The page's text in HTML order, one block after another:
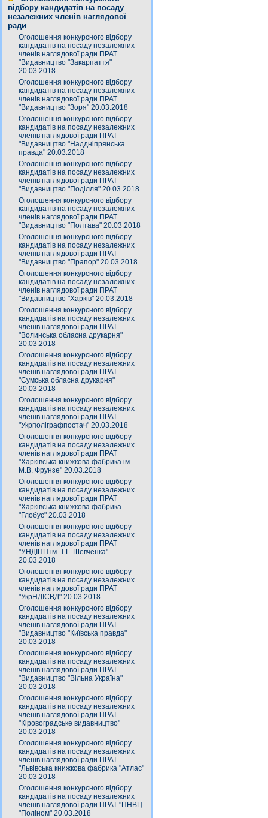
відбору кандидатів на посаду
незалежних членів наглядової
ради
Оголошення конкурсного відбору
кандидатів на посаду незалежних
членів наглядової ради ПРАТ
"Видавництво "Закарпаття"
20.03.2018
Оголошення конкурсного відбору
кандидатів на посаду незалежних
членів наглядової ради ПРАТ
"Видавництво "Зоря" 20.03.2018
Оголошення конкурсного відбору
кандидатів на посаду незалежних
членів наглядової ради ПРАТ
"Видавництво "Наддніпрянська
правда" 20.03.2018
Оголошення конкурсного відбору
кандидатів на посаду незалежних
членів наглядової ради ПРАТ
"Видавництво "Поділля" 20.03.2018
Оголошення конкурсного відбору
кандидатів на посаду незалежних
членів наглядової ради ПРАТ
"Видавництво "Полтава" 20.03.2018
Оголошення конкурсного відбору
кандидатів на посаду незалежних
членів наглядової ради ПРАТ
"Видавництво "Прапор" 20.03.2018
Оголошення конкурсного відбору
кандидатів на посаду незалежних
членів наглядової ради ПРАТ
"Видавництво "Харків" 20.03.2018
Оголошення конкурсного відбору
кандидатів на посаду незалежних
членів наглядової ради ПРАТ
"Волинська обласна друкарня"
20.03.2018
Оголошення конкурсного відбору
кандидатів на посаду незалежних
членів наглядової ради ПРАТ
"Сумська обласна друкарня"
20.03.2018
Оголошення конкурсного відбору
кандидатів на посаду незалежних
членів наглядової ради ПРАТ
"Укрполіграфпостач" 20.03.2018
Оголошення конкурсного відбору
кандидатів на посаду незалежних
членів наглядової ради ПРАТ
"Харківська книжкова фабрика ім.
М.В. Фрунзе" 20.03.2018
Оголошення конкурсного відбору
кандидатів на посаду незалежних
членів наглядової ради ПРАТ
"Харківська книжкова фабрика
"Глобус" 20.03.2018
Оголошення конкурсного відбору
кандидатів на посаду незалежних
членів наглядової ради ПРАТ
"УНДІПП ім. Т.Г. Шевченка"
20.03.2018
Оголошення конкурсного відбору
кандидатів на посаду незалежних
членів наглядової ради ПРАТ
"УкрНДІСВД" 20.03.2018
Оголошення конкурсного відбору
кандидатів на посаду незалежних
членів наглядової ради ПРАТ
"Видавництво "Київська правда"
20.03.2018
Оголошення конкурсного відбору
кандидатів на посаду незалежних
членів наглядової ради ПРАТ
"Видавництво "Вільна Україна"
20.03.2018
Оголошення конкурсного відбору
кандидатів на посаду незалежних
членів наглядової ради ПРАТ
"Кіровоградське видавництво"
20.03.2018
Оголошення конкурсного відбору
кандидатів на посаду незалежних
членів наглядової ради ПРАТ
"Львівська книжкова фабрика "Атлас"
20.03.2018
Оголошення конкурсного відбору
кандидатів на посаду незалежних
членів наглядової ради ПРАТ "ПНВЦ
"Поліном" 20.03.2018